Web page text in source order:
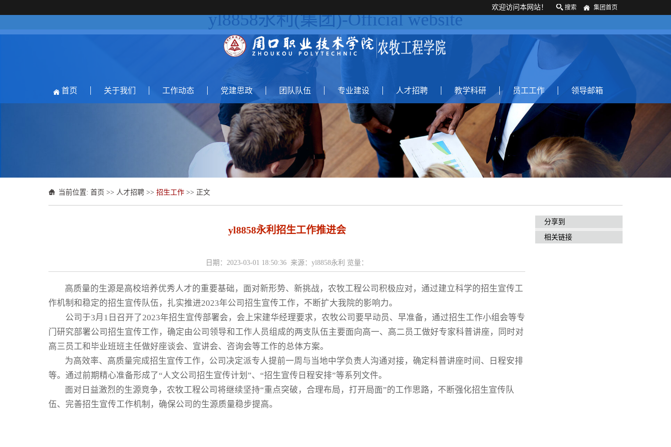
yl8858永利(集团)-Official website
欢迎访问本网站！ 搜索 集团首页
首页 关于我们 工作动态 党建思政 团队队伍 专业建设 人才招聘 教学科研 员工工作 领导邮箱
当前位置: 首页 >> 人才招聘 >> 招生工作 >> 正文
yl8858永利招生工作推进会
日期：2023-03-01 18:50:36 来源：yl8858永利 览量：
高质量的生源是高校培养优秀人才的重要基础，面对新形势、新挑战，农牧工程公司积极应对，通过建立科学的招生宣传工
作机制和稳定的招生宣传队伍，扎实推进2023年公司 招生宣传工作，不断扩大我 院的影响力。
公司于3月 1 日召开了2023年招生宣传部署会，会上宋建华经理要求， 农牧公司 要早动员、早准备，通过招生工作小组会等专
门研究部署公司招生宣传工作，确定由公司领导和工作人员组成的两支队伍主要面向高一、高二员工做好专家科普讲座，同时对
高三员工和毕业班班主任做好座谈会、宣讲会、咨询会等工作的总体方案。
为高效率、高质量完成招生宣传工作，公司 决定派专人提前一周与当地中学负责人沟通对接，确定科普讲座时间、日程安排
等。通过前期精心准备形成了 “人文公司招生宣传计划”、 “招生宣传日程安排”等系列文件。
面对日益激烈的生源竞争，农牧工程公司将继续坚持“重点突破，合理布局，打开局面”的工作思路，不断强化招生宣传队
伍、完善招生宣传工作机制，确保公司的生源质量稳步提高。
分享到
相关链接